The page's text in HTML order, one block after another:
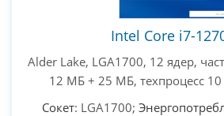
Intel Core i7-
Alder Lake, LGA1700, 12 ядер,
12 МБ + 25 МБ, техпроцесс
Сокет: LGA1700;